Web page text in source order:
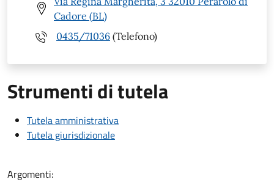
Cadore (BL)
0435/71036 (Telefono)
Strumenti di tutela
Tutela amministrativa
Tutela giurisdizionale
Argomenti: